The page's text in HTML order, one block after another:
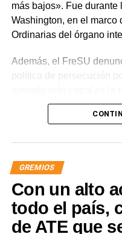
más bajos». Fue
Washington, en el marco
Ordinarias del órgano
Además, el FreSU
política de persecución
Obrera Metalúrgica
gremial, jurídica y
«El espíritu de esta
empresarios y aumentar
partir de una mayor
y salarios más bajos»,
GREMIOS
Con un alto
todo el país,
de ATE que